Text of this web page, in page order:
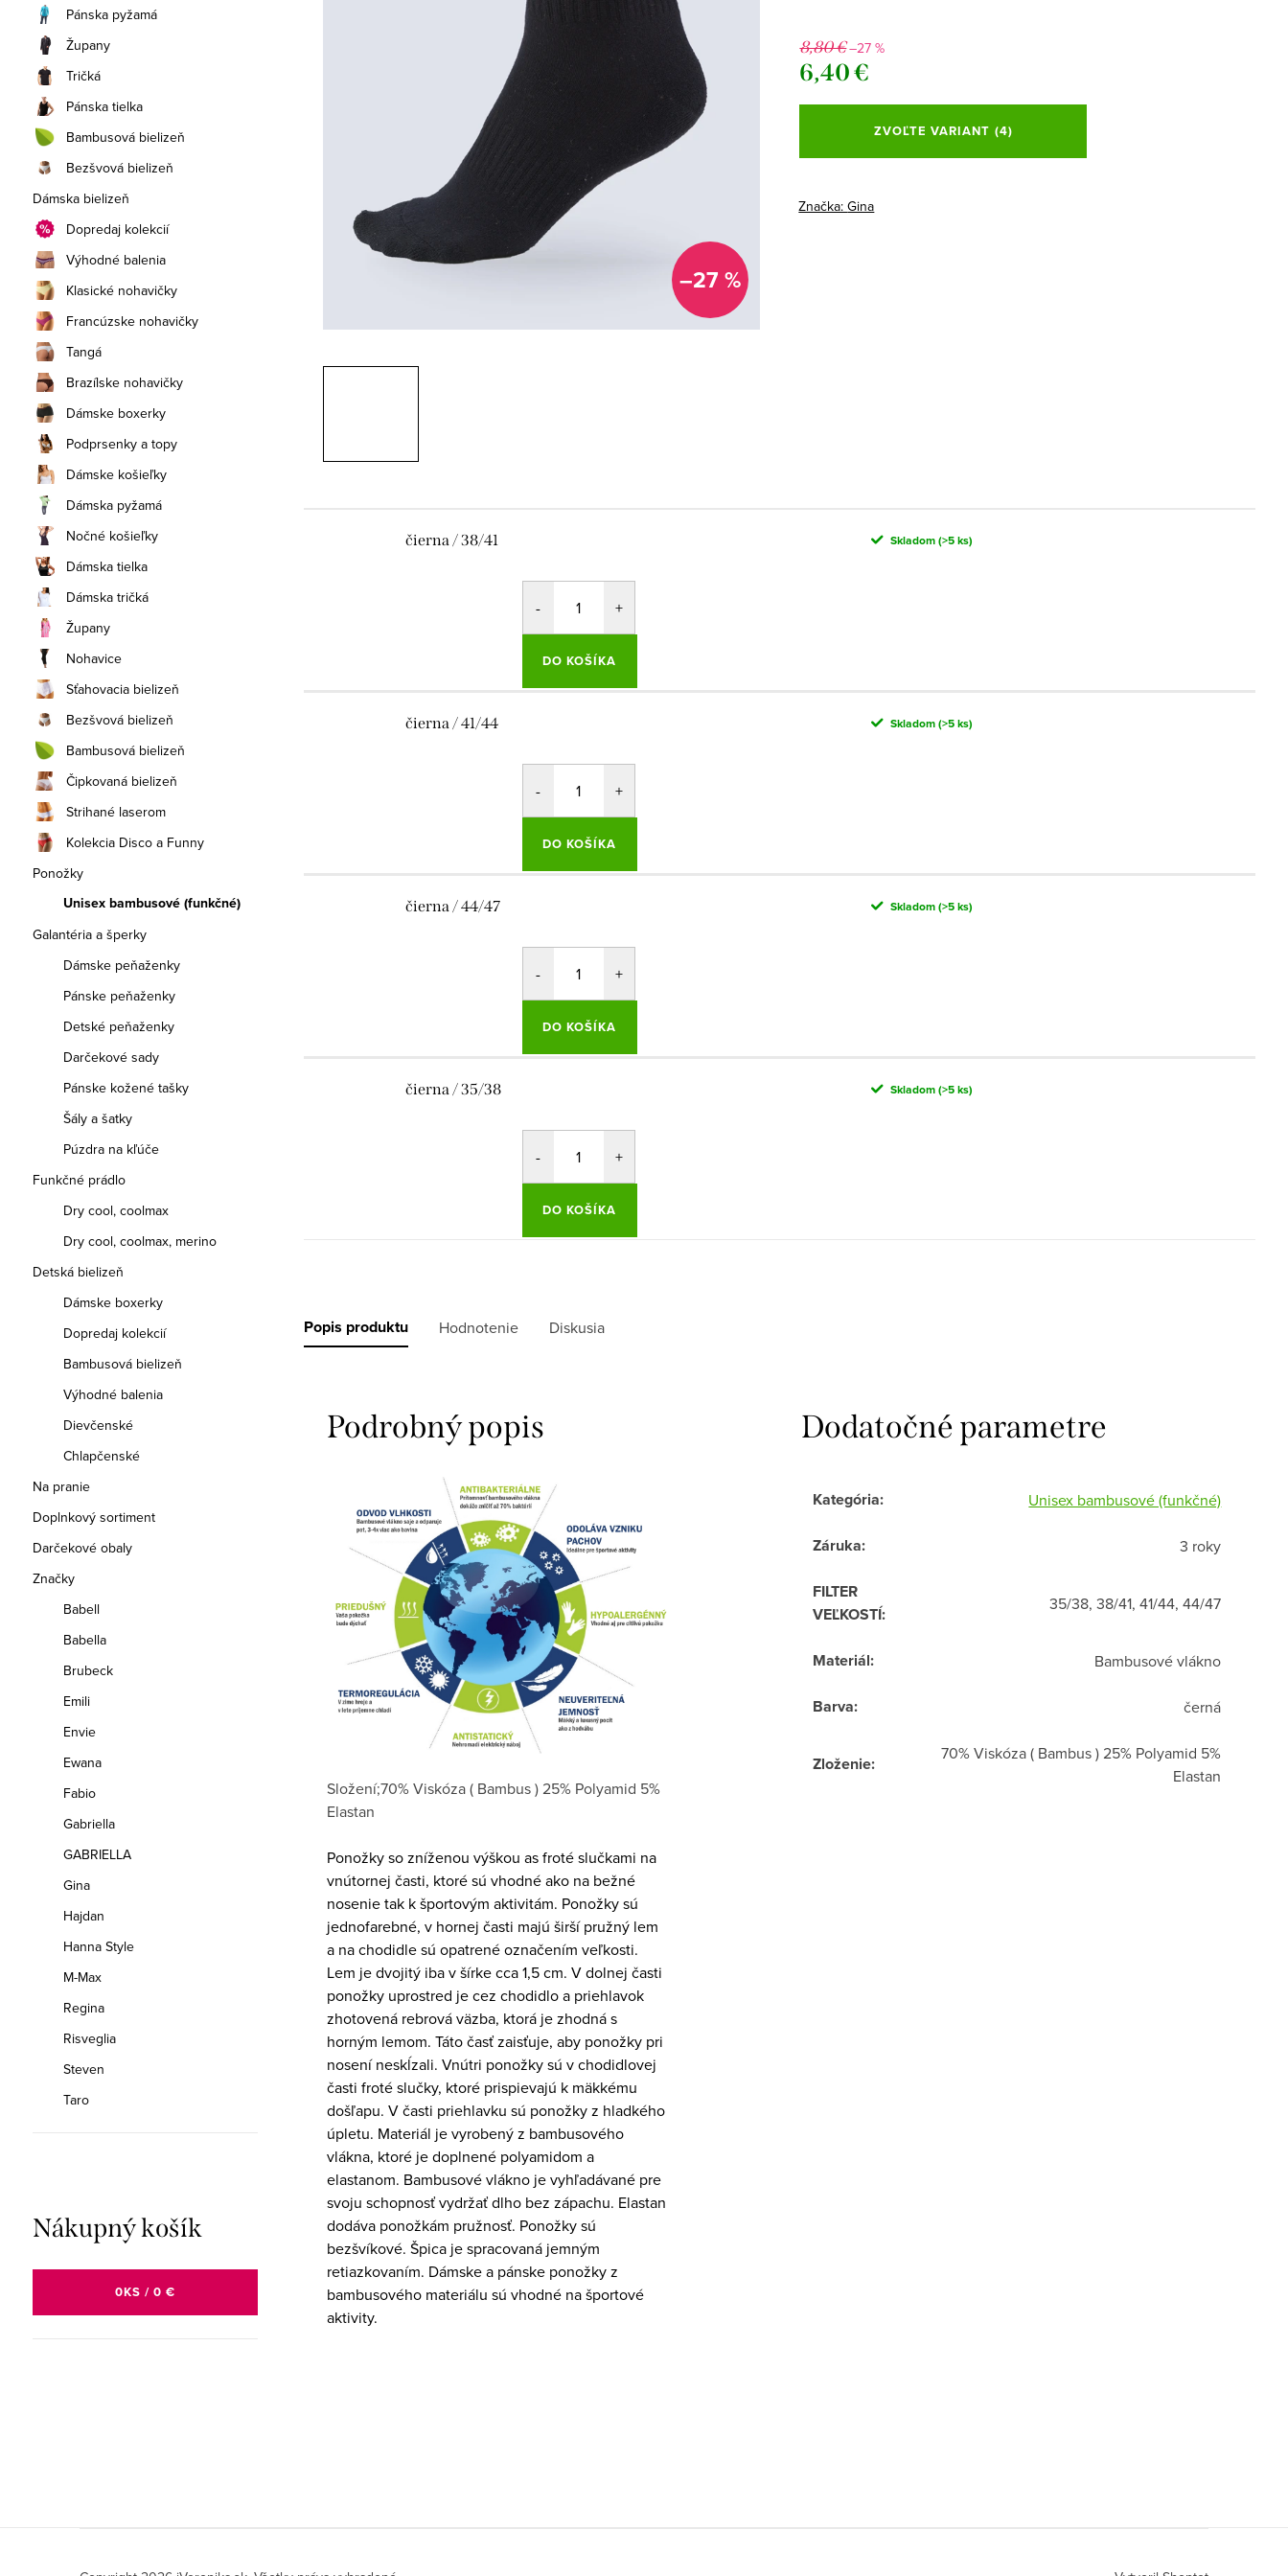
a
n
e
l
Pánska pyžamá
Župany
Tričká
Pánska tielka
Bambusová bielizeň
Bezšvová bielizeň
Dámska bielizeň
Dopredaj kolekcií
Výhodné balenia
Klasické nohavičky
Francúzske nohavičky
Tangá
Brazílske nohavičky
Dámske boxerky
Podprsenky a topy
Dámske košieľky
Dámska pyžamá
Nočné košieľky
Dámska tielka
Dámska tričká
Župany
Nohavice
Sťahovacia bielizeň
Bezšvová bielizeň
Bambusová bielizeň
Čipkovaná bielizeň
Strihané laserom
Kolekcia Disco a Funny
Ponožky
Unisex bambusové (funkčné)
Galantéria a šperky
Dámske peňaženky
Pánske peňaženky
Detské peňaženky
Darčekové sady
Pánske kožené tašky
Šály a šatky
Púzdra na kľúče
Funkčné prádlo
Dry cool, coolmax
Dry cool, coolmax, merino
Detská bielizeň
Dámske boxerky
Dopredaj kolekcií
Bambusová bielizeň
Výhodné balenia
Dievčenské
Chlapčenské
Na pranie
Doplnkový sortiment
Darčekové obaly
Značky
Babell
Babella
Brubeck
Emili
Envie
Ewana
Fabio
Gabriella
GABRIELLA
Gina
Hajdan
Hanna Style
M-Max
Regina
Risveglia
Steven
Taro
Nákupný košík
0KS / 0 €
–27 %
8,80 €–27 %
6,40 €
Jednotková
ZVOĽTE VARIANT (4)
Značka:Gina
čierna / 38/41 Skladom(>5 ks)
DO KOŠÍKA
čierna / 41/44 Skladom(>5 ks)
DO KOŠÍKA
čierna / 44/47 Skladom(>5 ks)
DO KOŠÍKA
čierna / 35/38 Skladom(>5 ks)
DO KOŠÍKA
Popis produktu Hodnotenie Diskusia
Podrobný popis
Složení;70% Viskóza ( Bambus ) 25% Polyamid 5%
Elastan
Ponožky so zníženou výškou as froté slučkami na
vnútornej časti, ktoré sú vhodné ako na bežné
nosenie tak k športovým aktivitám. Ponožky sú
jednofarebné, v hornej časti majú širší pružný lem
a na chodidle sú opatrené označením veľkosti.
Lem je dvojitý iba v šírke cca 1,5 cm. V dolnej časti
ponožky uprostred je cez chodidlo a priehlavok
zhotovená rebrová väzba, ktorá je zhodná s
horným lemom. Táto časť zaisťuje, aby ponožky pri
nosení neskĺzali. Vnútri ponožky sú v chodidlovej
časti froté slučky, ktoré prispievajú k mäkkému
došľapu. V časti priehlavku sú ponožky z hladkého
úpletu. Materiál je vyrobený z bambusového
vlákna, ktoré je doplnené polyamidom a
elastanom. Bambusové vlákno je vyhľadávané pre
svoju schopnosť vydržať dlho bez zápachu. Elastan
dodáva ponožkám pružnosť. Ponožky sú
bezšvíkové. Špica je spracovaná jemným
retiazkovaním. Dámske a pánske ponožky z
bambusového materiálu sú vhodné na športové
aktivity.
Dodatočné parametre
Kategória: Unisex bambusové (funkčné)
Záruka: 3 roky
FILTER
VEĽKOSTÍ: 35/38, 38/41, 41/44, 44/47
Materiál: Bambusové vlákno
Barva: černá
Zloženie:
70% Viskóza ( Bambus ) 25% Polyamid 5%
Elastan